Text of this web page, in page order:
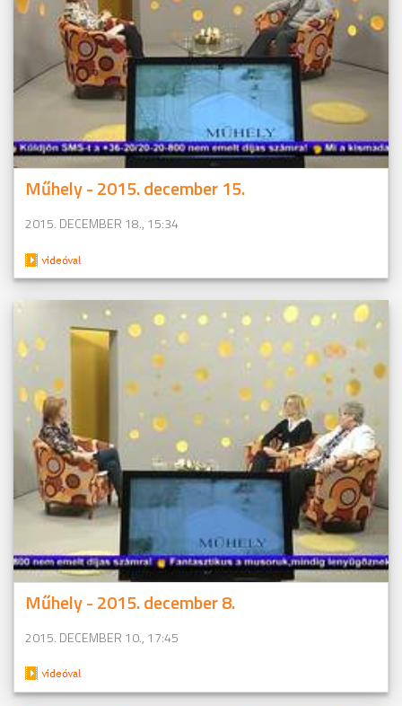
Műhely - 2015. december 15.
2015. DECEMBER 18., 15:34
Műhely - 2015. december 8.
2015. DECEMBER 10., 17:45